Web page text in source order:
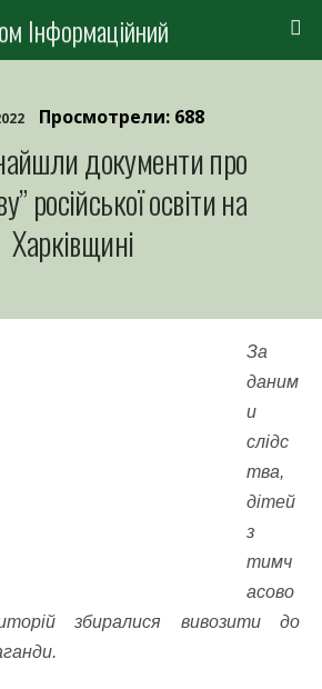
Інформаційний
Просмотрели: 688
документи про
російської освіти на
Харківщині
За
даним
и
слідс
тва,
дітей
з
тимч
асово
збиралися вивозити до